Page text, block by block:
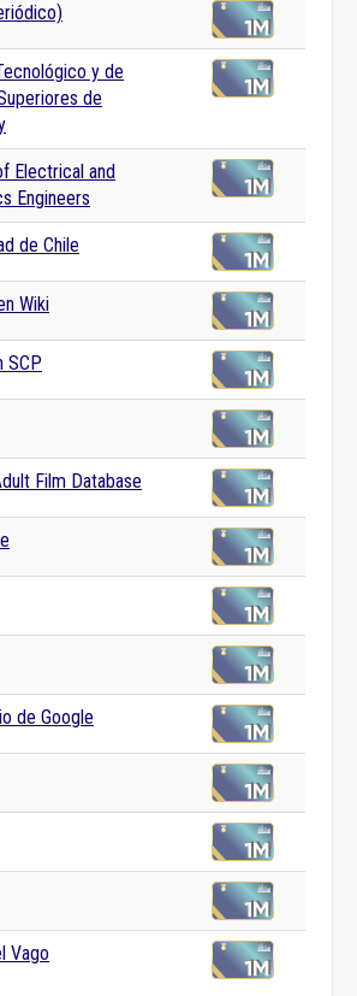
y de
de
Electrical and
Engineers
de Chile
Wiki
SCP
Film Database
de Google
Vago